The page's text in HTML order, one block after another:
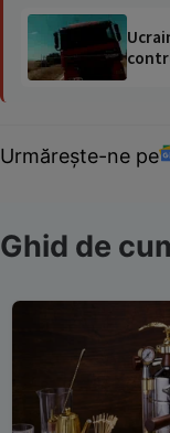
Urmărește-ne pe
Ghid de